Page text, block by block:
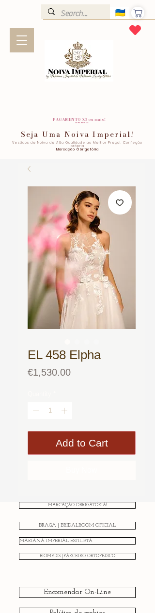
PAGAMENTO X3 ou mais!
SEM JUROS!
Seja Uma Noiva Imperial!
Vestidos de Noiva de Alta Qualidade ao Melhor Preço!. Confeção
própria
Marcação Obrigatória
EL 458 Elpha
€1,530.00Price
Add to Cart
MARCAÇÃO OBRIGATÓRIA!
BRAGA | BRIDALROOM OFICIAL
MARIANA IMPERIAL ESTILISTA
BIOMEDIS |PARCEIRO ORTOPÉDICO
Encomendar On-Line